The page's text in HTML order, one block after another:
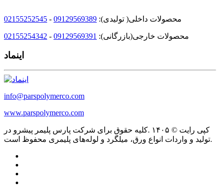
محصولات داخلی( تولیدی): 09129569389
-
02155252545
محصولات خارجی(بازرگانی): 09129569391
-
02155254342
اینماد
info@parspolymerco.com
www.parspolymerco.com
کپی رایت © ۱۴۰۵ .کلیه حقوق برای شرکت پارس پلیمر پیشرو در
تولید و واردات انواع ورق، میلگرد و لوله‌های پلیمری محفوظ است.